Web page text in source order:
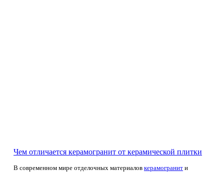
Чем отличается керамогранит от керамической плитки
В современном мире отделочных материалов керамогранит и